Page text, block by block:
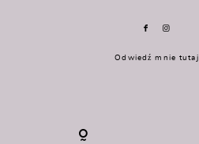
Odwiedź mnie tutaj